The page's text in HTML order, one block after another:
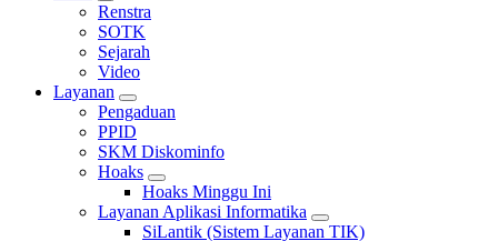
Renstra
SOTK
Sejarah
Video
Layanan
Pengaduan
PPID
SKM Diskominfo
Hoaks
Hoaks Minggu Ini
Layanan Aplikasi Informatika
SiLantik (Sistem Layanan TIK)